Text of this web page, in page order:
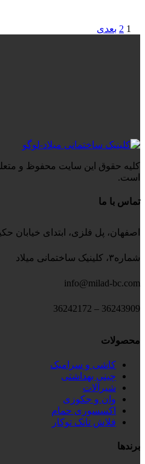
1
2 بعدی
کلیه حقوق این سایت محفوظ و
است.
تماس با ما
اصفهان، پل فلزی، ابتدای
شماره۳، کلینیک ساختمانی میلاد
info@milad-bc.com
36243909 – 36242172
محصولات
کاشی و سرامیک
چینی بهداشتی
شیرآلات
وان و جکوزی
اکسسوری حمام
فلاش تانک توکار
برندها